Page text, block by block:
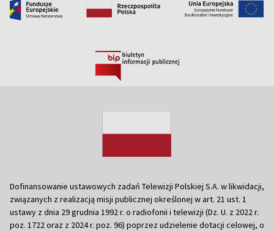
Dofinansowanie ustawowych zadań Telewizji Polskiej S.A. w likwidacji,
związanych z realizacją misji publicznej określonej w art. 21 ust. 1
ustawy z dnia 29 grudnia 1992 r. o radiofonii i telewizji (Dz. U. z 2022 r.
poz. 1722 oraz z 2024 r. poz. 96) poprzez udzielenie dotacji celowej, o